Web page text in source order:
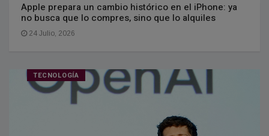
Apple prepara un cambio histórico en el iPhone: ya
no busca que lo compres, sino que lo alquiles
24 Julio, 2026
TECNOLOGÍA